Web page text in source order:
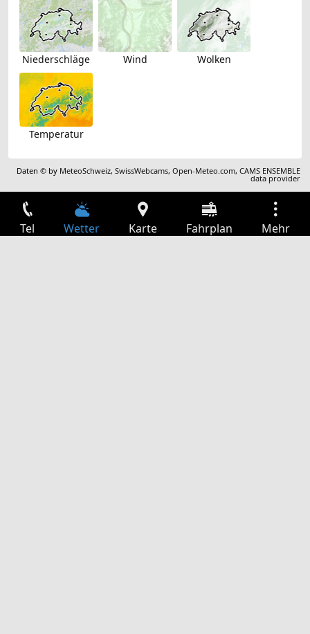
Niederschläge Wind Wolken
Temperatur
Daten © by MeteoSchweiz,SwissWebcams,Open-Meteo.com,CAMS ENSEMBLE
data provider
Tel Wetter Karte Fahrplan Mehr